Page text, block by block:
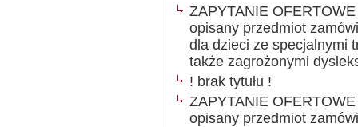
ZAPYTANIE
opisany przedmiot
dla dzieci ze specjalnymi
także zagrożonymi
! brak tytułu !
ZAPYTANIE
opisany przedmiot